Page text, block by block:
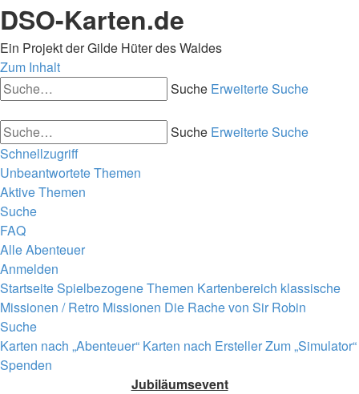
DSO-Karten.de
Ein Projekt der Gilde Hüter des Waldes
Zum Inhalt
Suche Erweiterte Suche
Suche Erweiterte Suche
Schnellzugriff
Unbeantwortete Themen
Aktive Themen
Suche
FAQ
Alle Abenteuer
Anmelden
StartseiteSpielbezogene Themen Kartenbereich klassische
Missionen / Retro Missionen Die Rache von Sir Robin
Suche
Karten nach „Abenteuer“ Karten nach ErstellerZum „Simulator“
Spenden
Jubiläumsevent